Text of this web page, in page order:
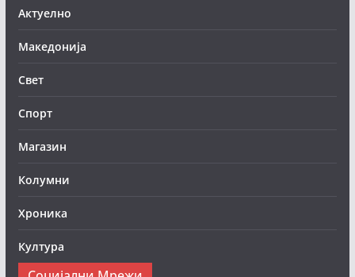
Актуелно
Македонија
Свет
Спорт
Магазин
Колумни
Хроника
Култура